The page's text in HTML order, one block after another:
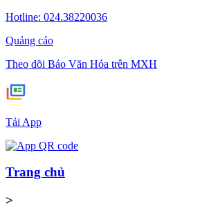
Hotline: 024.38220036
Quảng cáo
Theo dõi Báo Văn Hóa trên MXH
Tải App
Trang chủ
>